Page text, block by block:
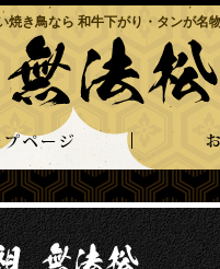
焼き鳥なら 和牛下がり・タンが名